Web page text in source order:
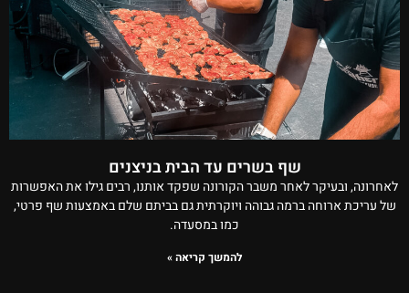
שף בשרים עד הבית בניצנים
לאחרונה, ובעיקר לאחר משבר הקורונה שפקד אותנו, רבים גילו את האפשרות
של עריכת ארוחה ברמה גבוהה ויוקרתית גם בביתם שלם באמצעות שף פרטי,
כמו במסעדה.
להמשך קריאה »